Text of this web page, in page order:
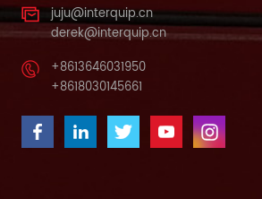
juju@interquip.cn
derek@interquip.cn
+8613646031950
+8618030145661